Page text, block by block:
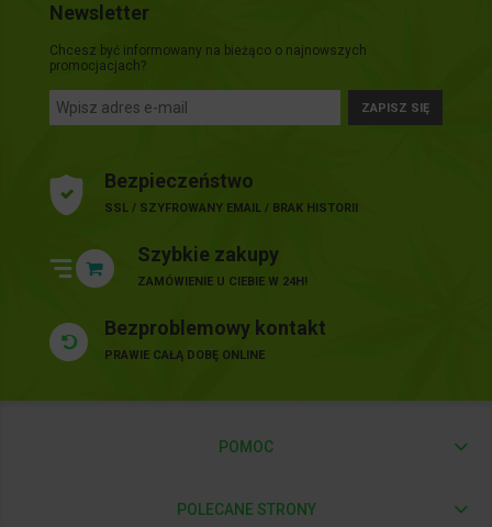
Newsletter
Chcesz być informowany na bieżąco o najnowszych
promocjacjach?
ZAPISZ SIĘ
Bezpieczeństwo
SSL / SZYFROWANY EMAIL / BRAK HISTORII
Szybkie zakupy
ZAMÓWIENIE U CIEBIE W 24H!
Bezproblemowy kontakt
PRAWIE CAŁĄ DOBĘ ONLINE
POMOC
POLECANE STRONY